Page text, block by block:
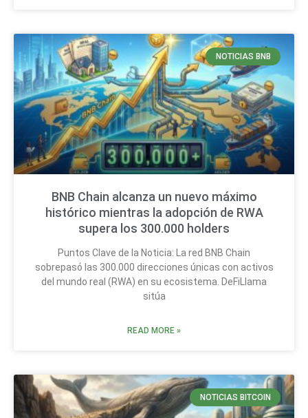
NOTICIAS BNB
BNB Chain alcanza un nuevo máximo
histórico mientras la adopción de RWA
supera los 300.000 holders
Puntos Clave de la Noticia: La red BNB Chain
sobrepasó las 300.000 direcciones únicas con activos
del mundo real (RWA) en su ecosistema. DeFiLlama
sitúa
READ MORE »
NOTICIAS BITCOIN